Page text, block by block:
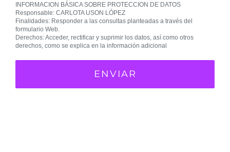
INFORMACION BÁSICA SOBRE PROTECCION DE DATOS
Responsable: CARLOTA USON LÓPEZ
Finalidades: Responder a las consultas planteadas a través del
formulario Web.
Derechos: Acceder, rectificar y suprimir los datos, así como otros
derechos, como se explica en la información adicional